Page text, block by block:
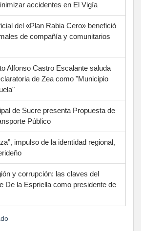
accidentes en El Vigía
del «Plan Rabia Cero» benefició
de compañía y comunitarios
Alfonso Castro Escalante saluda
de Zea como "Municipio
de Sucre presenta Propuesta de
Público
impulso de la identidad regional,
y corrupción: las claves del
De la Espriella como presidente de